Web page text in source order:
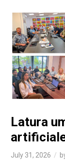
Latura
July 31, 2026